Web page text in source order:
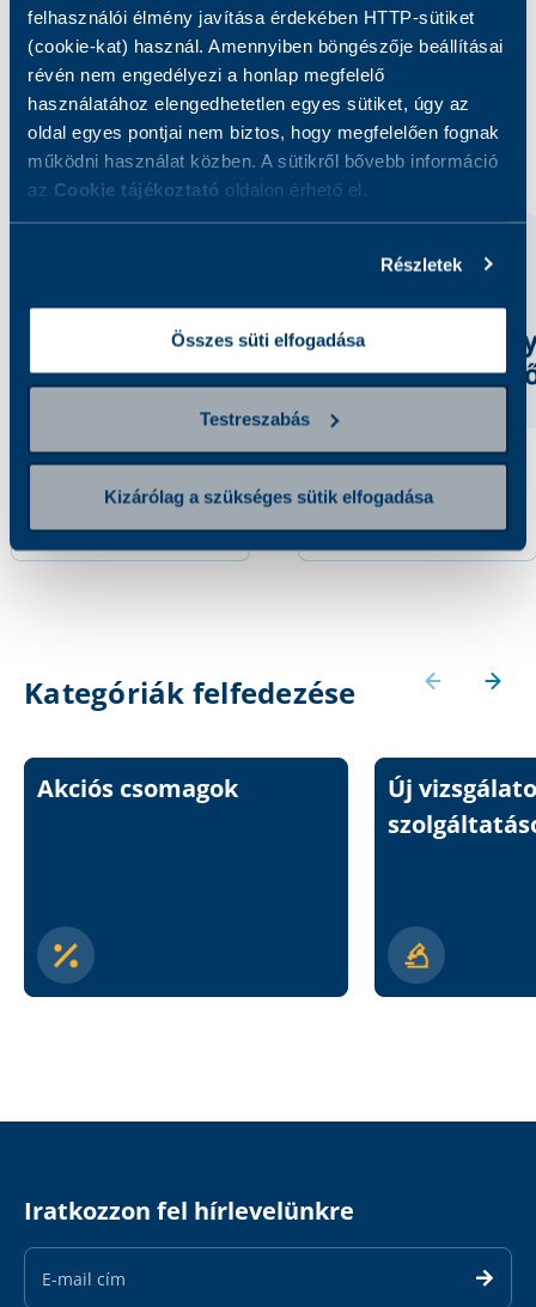
felhasználói élmény javítása érdekében HTTP-sütiket
(cookie-kat) használ. Amennyiben böngészője beállításai
révén nem engedélyezi a honlap megfelelő
használatához elengedhetetlen egyes sütiket, úgy az
oldal egyes pontjai nem biztos, hogy megfelelően fognak
működni használat közben. A sütikről bővebb információ
az Cookie tájékoztató oldalon érhető el.
Részletek
Összes süti elfogadása
Testreszabás
Kizárólag a szükséges sütik elfogadása
Kapcsolódó szolgáltatások
Rubeola vírus antitest
Mumps vírus antitest
11 110 Ft
Kategóriák felfedezése
Akciós csomagok
Új
Iratkozzon fel hírlevelünkre
Email
Address